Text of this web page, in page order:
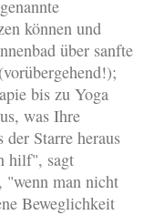
können und
über sanfte
bis zu Yoga
was Ihre
Starre heraus
hilf", sagt
man nicht
Beweglichkeit